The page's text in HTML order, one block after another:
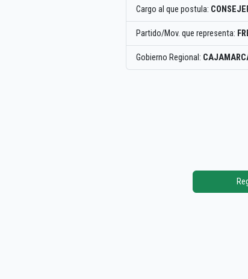
Cargo al que postula:
Partido/Mov. que representa:
Gobierno Regional: